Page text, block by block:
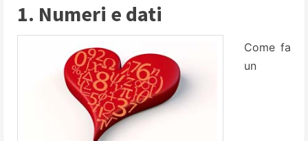
1. Numeri e dati
Come fa
un